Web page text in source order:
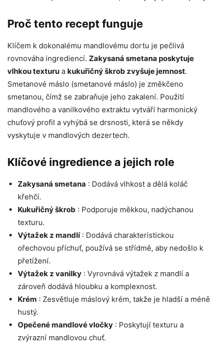
Proč tento recept funguje
Klíčem k dokonalému mandlovému dortu je pečlivá
rovnováha ingrediencí. Zakysaná smetana poskytuje
vlhkou texturu a kukuřičný škrob zvyšuje jemnost.
Smetanové máslo (smetanové máslo) je změkčeno
smetanou, čímž se zabraňuje jeho zakalení. Použití
mandlového a vanilkového extraktu vytváří harmonický
chuťový profil a vyhýbá se drsnosti, která se někdy
vyskytuje v mandlových dezertech.
Klíčové ingredience a jejich role
Zakysaná smetana : Dodává vlhkost a dělá koláč
křehčí.
Kukuřičný škrob : Podporuje měkkou, nadýchanou
texturu.
Výtažek z mandlí: Dodává charakteristickou
ořechovou příchuť, používá se střídmě, aby nedošlo k
přetížení.
Výtažek z vanilky : Vyrovnává výtažek z mandlí a
zároveň dodává hloubku a komplexnost.
Krém : Zesvětluje máslový krém, takže je hladší a méně
hustý.
Opečené mandlové vločky : Poskytují texturu a
zvýrazní mandlovou chuť.